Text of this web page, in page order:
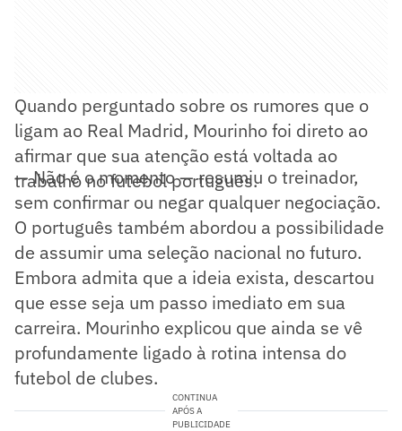
Quando perguntado sobre os rumores que o
ligam ao Real Madrid, Mourinho foi direto ao
afirmar que sua atenção está voltada ao
trabalho no futebol português.
— Não é o momento — resumiu o treinador,
sem confirmar ou negar qualquer negociação.
O português também abordou a possibilidade
de assumir uma seleção nacional no futuro.
Embora admita que a ideia exista, descartou
que esse seja um passo imediato em sua
carreira. Mourinho explicou que ainda se vê
profundamente ligado à rotina intensa do
futebol de clubes.
CONTINUA
APÓS A
PUBLICIDADE